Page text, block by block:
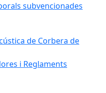
subvencionades
de Corbera de
i Reglaments